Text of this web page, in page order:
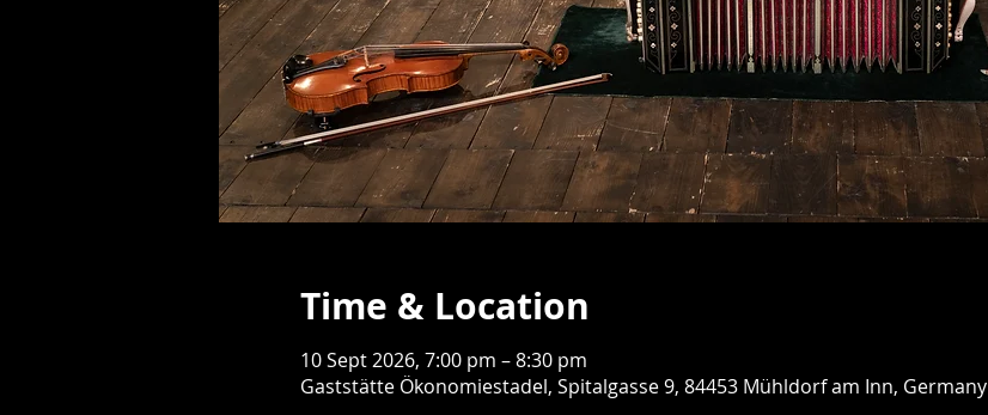
Time & Location
10 Sept 2026, 7:00 pm – 8:30 pm
Gaststätte Ökonomiestadel, Spitalgasse 9, 84453 Mühldorf am Inn, Germany